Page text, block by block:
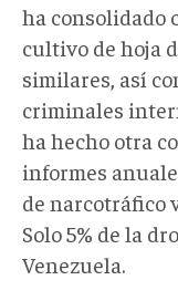
ha consolidado
cultivo de hoja
similares, así
criminales
ha hecho otra
informes
de narcotráfico
Solo 5% de la
Venezuela.